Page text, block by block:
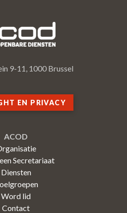
9-11, 1000 Brussel
EN PRIVACY
ACOD
Secretariaat
Diensten
Word lid
Contact